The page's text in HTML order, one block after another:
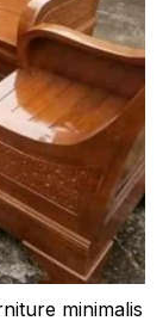
minimalis